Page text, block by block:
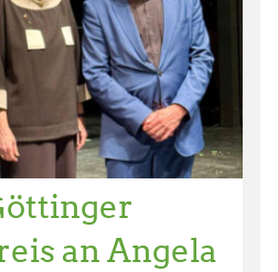
an Angela